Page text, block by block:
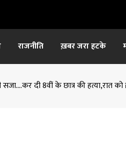
राजनीति ख़बर जरा हटके
सजा….कर दी 8वीं के छात्र की